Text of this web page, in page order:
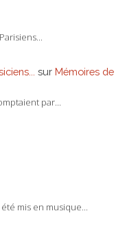
sur Mémoires de
par...
mis en musique...